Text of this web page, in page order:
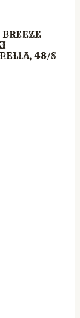
48/S